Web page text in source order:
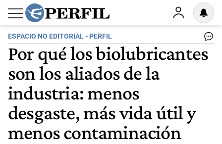
ESPACIO NO EDITORIAL - PERFIL
Por qué los biolubricantes
son los aliados de la
industria: menos
desgaste, más vida útil y
menos contaminación